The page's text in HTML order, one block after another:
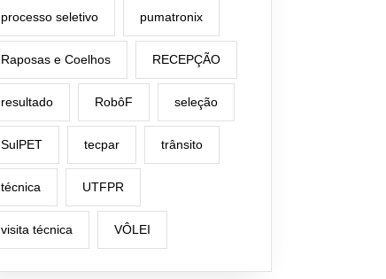
processo seletivo pumatronix
Raposas e Coelhos RECEPÇÃO
resultado RobôF seleção
SulPET tecpar trânsito
técnica UTFPR
visita técnica VÔLEI